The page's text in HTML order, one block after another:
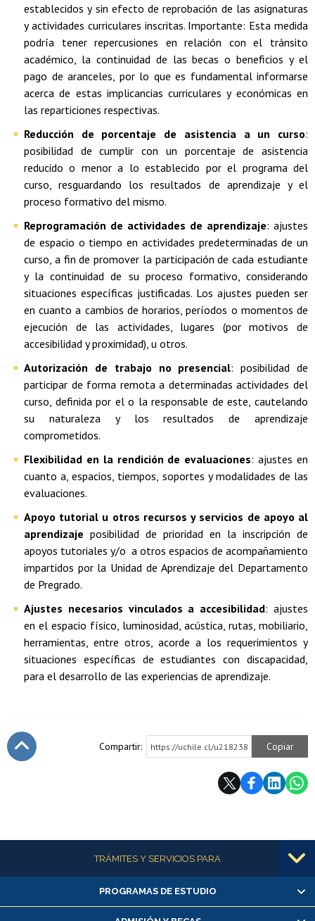
establecidos y sin efecto de reprobación de las asignaturas
y actividades curriculares inscritas. Importante: Esta medida
podría tener repercusiones en relación con el tránsito
académico, la continuidad de las becas o beneficios y el
pago de aranceles, por lo que es fundamental informarse
acerca de estas implicancias curriculares y económicas en
las reparticiones respectivas.
Reducción de porcentaje de asistencia a un curso:
posibilidad de cumplir con un porcentaje de asistencia
reducido o menor a lo establecido por el programa del
curso, resguardando los resultados de aprendizaje y el
proceso formativo del mismo.
Reprogramación de actividades de aprendizaje: ajustes
de espacio o tiempo en actividades predeterminadas de un
curso, a fin de promover la participación de cada estudiante
y la continuidad de su proceso formativo, considerando
situaciones específicas justificadas. Los ajustes pueden ser
en cuanto a cambios de horarios, períodos o momentos de
ejecución de las actividades, lugares (por motivos de
accesibilidad y proximidad), u otros.
Autorización de trabajo no presencial: posibilidad de
participar de forma remota a determinadas actividades del
curso, definida por el o la responsable de este, cautelando
su naturaleza y los resultados de aprendizaje
comprometidos.
Flexibilidad en la rendición de evaluaciones: ajustes en
cuanto a, espacios, tiempos, soportes y modalidades de las
evaluaciones.
Apoyo tutorial u otros recursos y servicios de apoyo al
aprendizaje posibilidad de prioridad en la inscripción de
apoyos tutoriales y/o a otros espacios de acompañamiento
impartidos por la Unidad de Aprendizaje del Departamento
de Pregrado.
Ajustes necesarios vinculados a accesibilidad: ajustes
en el espacio físico, luminosidad, acústica, rutas, mobiliario,
herramientas, entre otros, acorde a los requerimientos y
situaciones específicas de estudiantes con discapacidad,
para el desarrollo de las experiencias de aprendizaje.
Compartir: https://uchile.cl/u218238 Copiar
Más informaciónTRÁMITES Y SERVICIOS PARA
Alumnas/os y exalumnas/os
Matrícula en línea
PROGRAMAS DE ESTUDIO